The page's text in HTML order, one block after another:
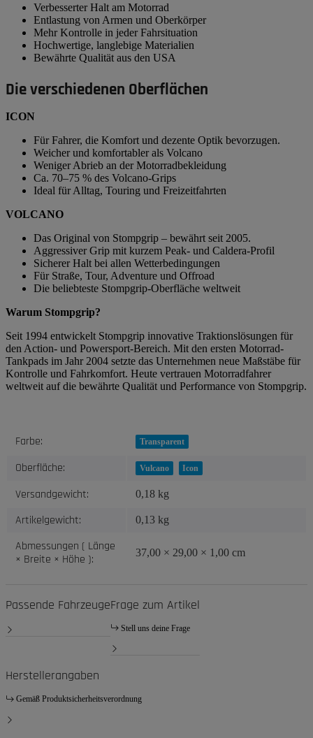
Verbesserter Halt am Motorrad
Entlastung von Armen und Oberkörper
Mehr Kontrolle in jeder Fahrsituation
Hochwertige, langlebige Materialien
Bewährte Qualität aus den USA
Die verschiedenen Oberflächen
ICON
Für Fahrer, die Komfort und dezente Optik bevorzugen.
Weicher und komfortabler als Volcano
Weniger Abrieb an der Motorradbekleidung
Ca. 70–75 % des Volcano-Grips
Ideal für Alltag, Touring und Freizeitfahrten
VOLCANO
Das Original von Stompgrip – bewährt seit 2005.
Aggressiver Grip mit kurzem Peak- und Caldera-Profil
Sicherer Halt bei allen Wetterbedingungen
Für Straße, Tour, Adventure und Offroad
Die beliebteste Stompgrip-Oberfläche weltweit
Warum Stompgrip?
Seit 1994 entwickelt Stompgrip innovative Traktionslösungen für
den Action- und Powersport-Bereich. Mit den ersten Motorrad-
Tankpads im Jahr 2004 setzte das Unternehmen neue Maßstäbe für
Kontrolle und Fahrkomfort. Heute vertrauen Motorradfahrer
weltweit auf die bewährte Qualität und Performance von Stompgrip.
Produkteigenschaft
Wert
Farbe: Transparent
Oberfläche: Vulcano Icon
Versandgewicht: 0,18 kg
Artikelgewicht: 0,13 kg
Abmessungen ( Länge
× Breite × Höhe ):
37,00 × 29,00 × 1,00 cm
Passende FahrzeugeFrage zum Artikel
Stell uns deine Frage
Herstellerangaben
Gemäß Produktsicherheitsverordnung